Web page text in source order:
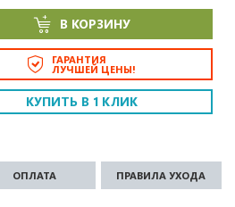
В КОРЗИНУ
ГАРАНТИЯ
ЛУЧШЕЙ ЦЕНЫ!
КУПИТЬ В 1 КЛИК
ОПЛАТА ПРАВИЛА УХОДА